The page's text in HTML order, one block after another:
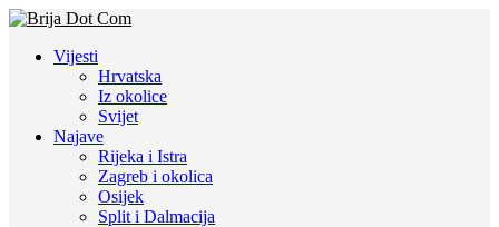
Vijesti
Hrvatska
Iz okolice
Svijet
Najave
Rijeka i Istra
Zagreb i okolica
Osijek
Split i Dalmacija